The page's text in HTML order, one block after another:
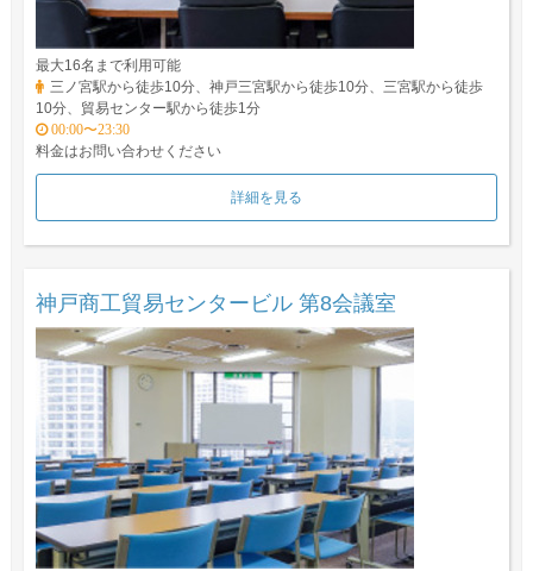
最大16名まで利用可能
三ノ宮駅から徒歩10分、神戸三宮駅から徒歩10分、三宮駅から徒歩
10分、貿易センター駅から徒歩1分
00:00〜23:30
料金はお問い合わせください
詳細を見る
神戸商工貿易センタービル 第8会議室